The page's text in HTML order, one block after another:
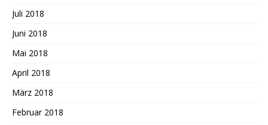
Juli 2018
Juni 2018
Mai 2018
April 2018
März 2018
Februar 2018